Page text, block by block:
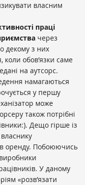
власним
праці
через
декому з них
коли обов’язки саме
на аутсорс.
намагаються
у першу
може
також потрібні
Дещо гірше із
в оренду. Побоюючись
У даному
«розв’язати